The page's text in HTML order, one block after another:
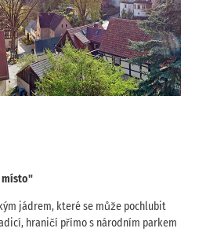
místo"
jádrem, které se může pochlubit
hraničí přímo s národním parkem